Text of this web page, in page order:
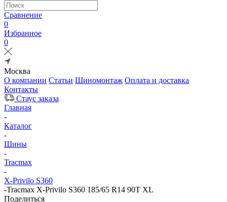
Сравнение
0
Избранное
0
Москва
О компании Статьи Шиномонтаж Оплата и доставка
Контакты
Стаус заказа
Главная
-
Каталог
-
Шины
-
Tracmax
-
X-Privilo S360
-Tracmax X-Privilo S360 185/65 R14 90T XL
Поделиться